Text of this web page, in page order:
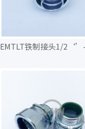
EMTLT铁制接头1/